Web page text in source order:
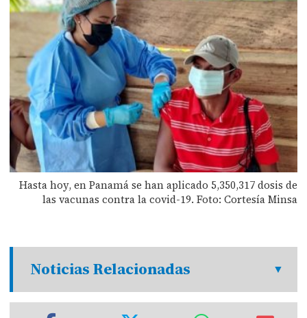
Hasta hoy, en Panamá se han aplicado 5,350,317 dosis de
las vacunas contra la covid-19. Foto: Cortesía Minsa
Noticias Relacionadas